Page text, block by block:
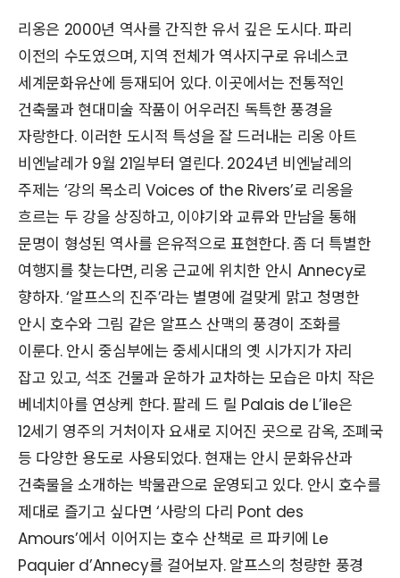
리옹은 2000년 역사를 간직한 유서 깊은 도시다. 파리
이전의 수도였으며, 지역 전체가 역사지구로 유네스코
세계문화유산에 등재되어 있다. 이곳에서는 전통적인
건축물과 현대미술 작품이 어우러진 독특한 풍경을
자랑한다. 이러한 도시적 특성을 잘 드러내는 리옹 아트
비엔날레가 9월 21일부터 열린다. 2024년 비엔날레의
주제는 ‘강의 목소리 Voices of the Rivers’로 리옹을
흐르는 두 강을 상징하고, 이야기와 교류와 만남을 통해
문명이 형성된 역사를 은유적으로 표현한다. 좀 더 특별한
여행지를 찾는다면, 리옹 근교에 위치한 안시 Annecy로
향하자. ‘알프스의 진주’라는 별명에 걸맞게 맑고 청명한
안시 호수와 그림 같은 알프스 산맥의 풍경이 조화를
이룬다. 안시 중심부에는 중세시대의 옛 시가지가 자리
잡고 있고, 석조 건물과 운하가 교차하는 모습은 마치 작은
베네치아를 연상케 한다. 팔레 드 릴 Palais de L’ile은
12세기 영주의 거처이자 요새로 지어진 곳으로 감옥, 조폐국
등 다양한 용도로 사용되었다. 현재는 안시 문화유산과
건축물을 소개하는 박물관으로 운영되고 있다. 안시 호수를
제대로 즐기고 싶다면 ‘사랑의 다리 Pont des
Amours’에서 이어지는 호수 산책로 르 파키에 Le
Paquier d’Annecy를 걸어보자. 알프스의 청량한 풍경